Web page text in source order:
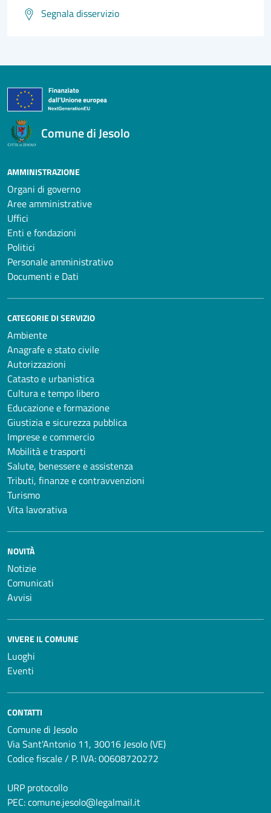
Segnala disservizio
Comune di Jesolo
AMMINISTRAZIONE
Organi di governo
Aree amministrative
Uffici
Enti e fondazioni
Politici
Personale amministrativo
Documenti e Dati
CATEGORIE DI SERVIZIO
Ambiente
Anagrafe e stato civile
Autorizzazioni
Catasto e urbanistica
Cultura e tempo libero
Educazione e formazione
Giustizia e sicurezza pubblica
Imprese e commercio
Mobilità e trasporti
Salute, benessere e assistenza
Tributi, finanze e contravvenzioni
Turismo
Vita lavorativa
NOVITÀ
Notizie
Comunicati
Avvisi
VIVERE IL COMUNE
Luoghi
Eventi
CONTATTI
Comune di Jesolo
Via Sant'Antonio 11, 30016 Jesolo (VE)
Codice fiscale / P. IVA: 00608720272
URP protocollo
PEC:comune.jesolo@legalmail.it